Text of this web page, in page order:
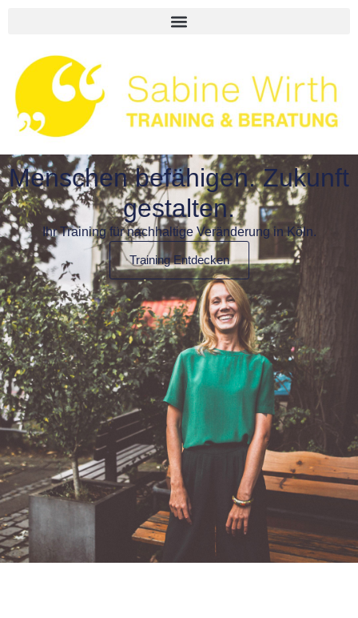
Menschen befähigen. Zukunft
gestalten.
Ihr Training für nachhaltige Veränderung in Köln.
Training Entdecken